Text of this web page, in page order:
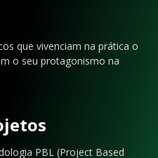
que vivenciam na prática o
o seu protagonismo na
PBL (Project Based